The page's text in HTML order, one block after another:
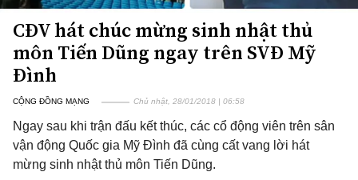
CĐV hát chúc mừng sinh nhật thủ
môn Tiến Dũng ngay trên SVĐ Mỹ
Đình
CỘNG ĐỒNG MẠNG Chủ nhật, 28/01/2018 | 06:58
Ngay sau khi trận đấu kết thúc, các cổ động viên trên sân
vận động Quốc gia Mỹ Đình đã cùng cất vang lời hát
mừng sinh nhật thủ môn Tiến Dũng.